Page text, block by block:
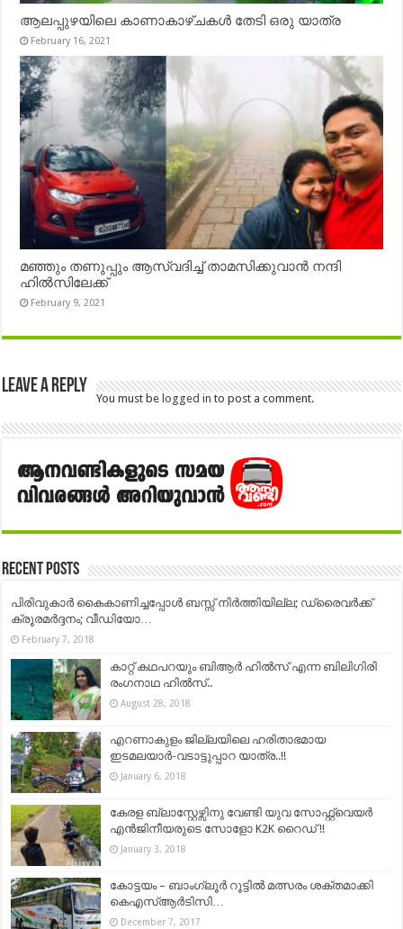
ആലപ്പുഴയിലെ കാണാകാഴ്ചകൾ തേടി ഒരു യാത്ര
February 16, 2021
മഞ്ഞും തണുപ്പും ആസ്വദിച്ച് താമസിക്കുവാൻ നന്ദി
ഹിൽസിലേക്ക്
February 9, 2021
Leave a Reply
You must belogged in to post a comment.
Recent Posts
പിരിവുകാര്‍ കൈകാണിച്ചപ്പോള്‍ ബസ്സ് നിർത്തിയില്ല; ഡ്രൈവർക്ക്
ക്രൂരമർദ്ദനം; വീഡിയോ…
February 7, 2018
കാറ്റ് കഥപറയും ബിആർ ഹിൽസ് എന്ന ബിലിഗിരി
രംഗനാഥ ഹിൽസ്..
August 28, 2018
എറണാകുളം ജില്ലയിലെ ഹരിതാഭമായ
ഇടമലയാർ-വടാട്ടുപ്പാറ യാത്ര..!!
January 6, 2018
കേരള ബ്ലാസ്റ്റേഴ്സിനു വേണ്ടി യുവ സോഫ്റ്റ്വെയർ
എൻജിനീയരുടെ സോളോ K2K റൈഡ് !!
January 3, 2018
കോട്ടയം – ബാംഗ്ലൂർ റൂട്ടിൽ മത്സരം ശക്തമാക്കി
കെഎസ്ആര്‍ടിസി…
December 7, 2017